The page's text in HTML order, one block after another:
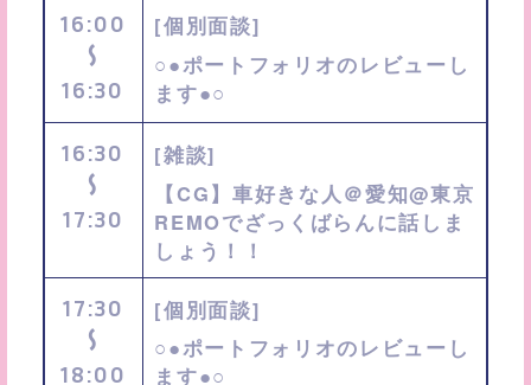
16:00
〜
16:30
[個別面談]
○●ポートフォリオのレビューし
ます●○
16:30
〜
17:30
[雑談]
【CG】車好きな人＠愛知@東京
REMOでざっくばらんに話しま
しょう！！
17:30
〜
18:00
[個別面談]
○●ポートフォリオのレビューし
ます●○